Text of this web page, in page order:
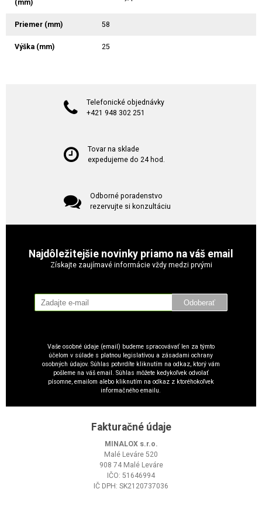
(mm)
Priemer (mm) 58
Výška (mm) 25
Telefonické objednávky
+421 948 302 251
Tovar na sklade
expedujeme do 24 hod.
Odborné poradenstvo
rezervujte si konzultáciu
Najdôležitejšie novinky priamo na váš email
Získajte zaujímavé informácie vždy medzi prvými
Odoberať
Vaše osobné údaje (email) budeme spracovávať len za týmto
účelom v súlade s platnou legislatívou a zásadami ochrany
osobných údajov. Súhlas potvrdíte kliknutím na odkaz, ktorý vám
pošleme na váš email. Súhlas môžete kedykoľvek odvolať
písomne, emailom alebo kliknutím na odkaz z ktoréhokoľvek
informačného emailu.
Fakturačné údaje
MINALOX s.r.o.
Malé Leváre 520
908 74 Malé Leváre
IČO: 51646994
IČ DPH: SK2120737036